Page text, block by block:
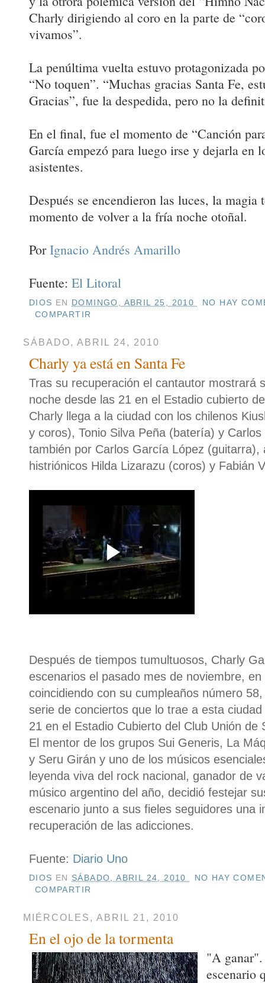
Charly dirigiendo al coro en la parte de
vivamos”.
La penúltima vuelta estuvo protagonizada
“No toquen”. “Muchas gracias Santa Fe,
Gracias”, fue la despedida, pero no la
En el final, fue el momento de “Canción
García empezó para luego irse y dejarla en
asistentes.
Después se encendieron las luces, la
momento de volver a la fría noche otoñal.
PorIgnacio Andrés Amarillo
Fuente: El Litoral
DIOS EN DOMINGO, ABRIL 25, 2010
NO HAY
COMPARTIR
SÁBADO, ABRIL 24, 2010
Charly ya está en Santa Fe
Tras su recuperación el cantautor mostrará
noche desde las 21 en el Estadio cubierto
Charly llega a la ciudad con los chilenos
y coros), Tonio Silva Peña (batería) y
también por Carlos García López (guitarra),
histriónicos Hilda Lizarazu (coros) y Fabián
Después de tiempos tumultuosos, Charly
escenarios el pasado mes de noviembre,
coincidiendo con su cumpleaños número
serie de conciertos que lo trae a esta
21 en el Estadio Cubierto del Club Unión de
El mentor de los grupos Sui Generis, La
y Seru Girán y uno de los músicos
leyenda viva del rock nacional, ganador de
músico argentino del año, decidió festejar
escenario junto a sus fieles seguidores una
recuperación de las adicciones.
Fuente: Diario Uno
DIOS EN SÁBADO, ABRIL 24, 2010
NO HAY
COMPARTIR
MIÉRCOLES, ABRIL 21, 2010
En el ojo de la tormenta
"A ganar".
escenario